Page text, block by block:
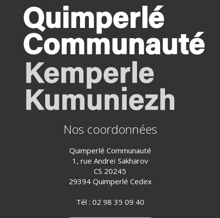
Nos coordonnées
Quimperlé Communauté
1, rue Andreï Sakharov
CS 20245
29394 Quimperlé Cedex
Tél : 02 98 35 09 40